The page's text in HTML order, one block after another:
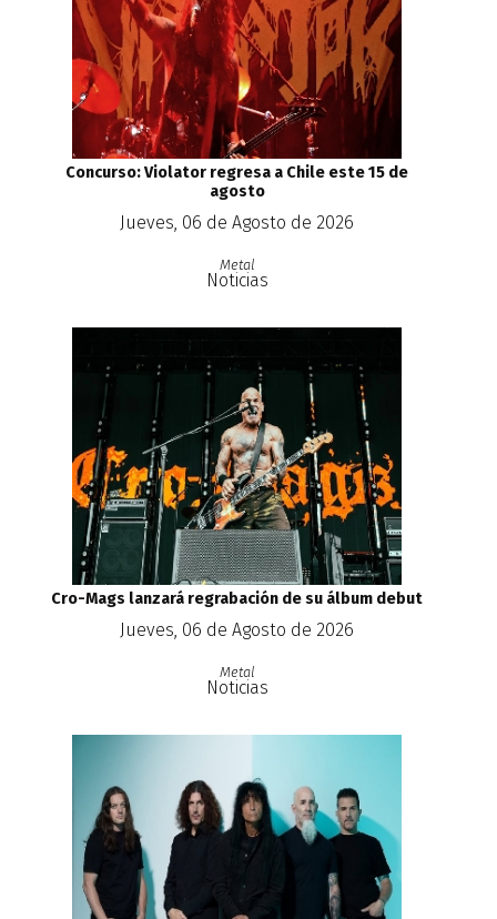
Concurso: Violator regresa a Chile este 15 de
agosto
Jueves, 06 de Agosto de 2026
Metal
Noticias
Cro-Mags lanzará regrabación de su álbum debut
Jueves, 06 de Agosto de 2026
Metal
Noticias